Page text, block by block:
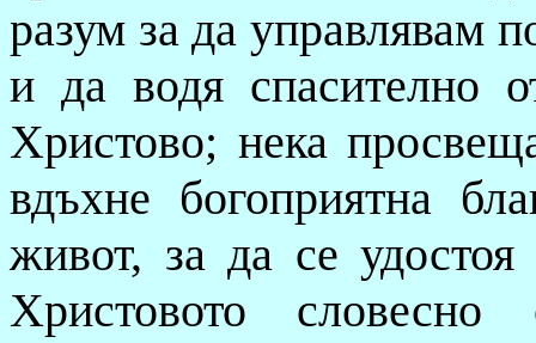
разум за да управлявам
и да водя спасително
Христово; нека
вдъхне богоприятна
живот, за да се
Христовото